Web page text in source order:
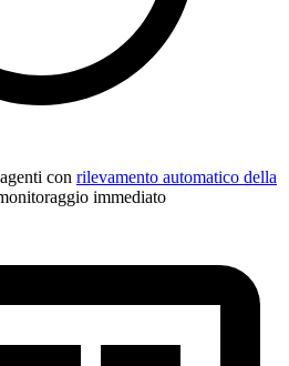
con rilevamento automatico della
immediato